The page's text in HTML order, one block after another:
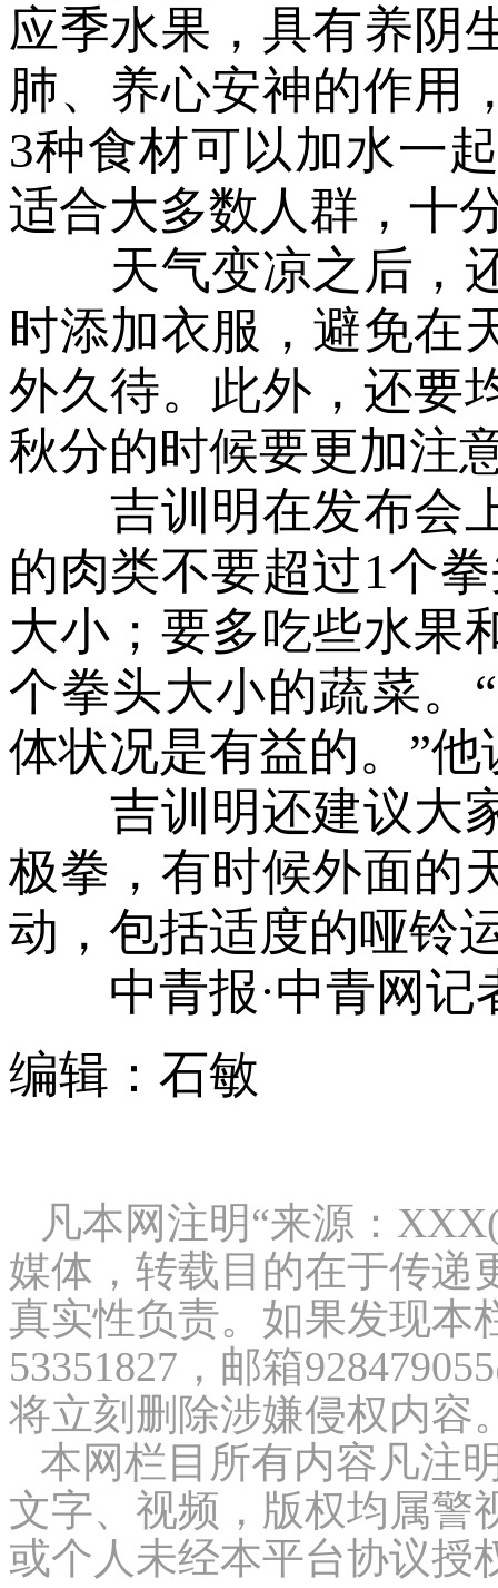
应季水果，具有养阴
肺、养心安神的作用
3种食材可以加水一
适合大多数人群，十
天气变凉之后，还
时添加衣服，避免在
外久待。此外，还要
秋分的时候要更加注
吉训明在发布会上
的肉类不要超过1个
大小；要多吃些水果
个拳头大小的蔬菜。
体状况是有益的。”他
吉训明还建议大家
极拳，有时候外面的
动，包括适度的哑铃
中青报·中青网记
编辑：石敏
凡本网注明“来源：
媒体，转载目的在于传递
真实性负责。如果发现本
53351827，邮箱
将立刻删除涉嫌侵权内容
本网栏目所有内容凡注
文字、视频，版权均属警
或个人未经本平台协议授